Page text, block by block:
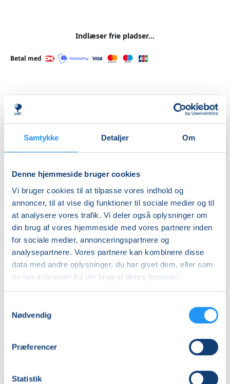
Samtykke Detaljer Om
Denne hjemmeside bruger cookies
Vi bruger cookies til at tilpasse vores indhold og
annoncer, til at vise dig funktioner til sociale medier og til
at analysere vores trafik. Vi deler også oplysninger om
din brug af vores hjemmeside med vores partnere inden
for sociale medier, annonceringspartnere og
analysepartnere. Vores partnere kan kombinere disse
data med andre oplysninger, du har givet dem, eller som
de har indsamlet fra din brug af deres tjenester.
Nødvendig
Præferencer
Statistik
Indlæser frie pladser...
Betal med
Priser
Info
Nummer
462217A
Første mødegang
fredag 13.11.2026, kl. 12.15 - 13.45
Sidste mødegang
fredag 18.12.2026, kl. 12.15 - 13.45
Antal mødegange
6 mødegange
LOF Holbæk-Lejre, Sports Allè 5B, 2 TV, 4300
, Holbæk